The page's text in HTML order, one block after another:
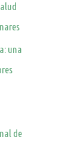
una
de